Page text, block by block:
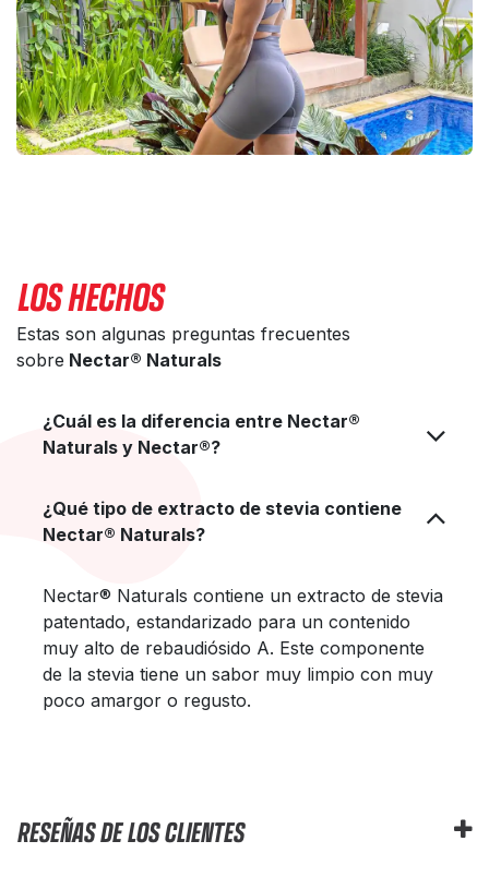
LOS HECHOS
Estas son algunas preguntas frecuentes
sobre Nectar® Naturals
¿Cuál es la diferencia entre Nectar®
Naturals y Nectar®?
¿Qué tipo de extracto de stevia contiene
Nectar® Naturals?
Nectar® Naturals contiene un extracto de stevia
patentado, estandarizado para un contenido
muy alto de rebaudiósido A. Este componente
de la stevia tiene un sabor muy limpio con muy
poco amargor o regusto.
RESEÑAS DE LOS CLIENTES